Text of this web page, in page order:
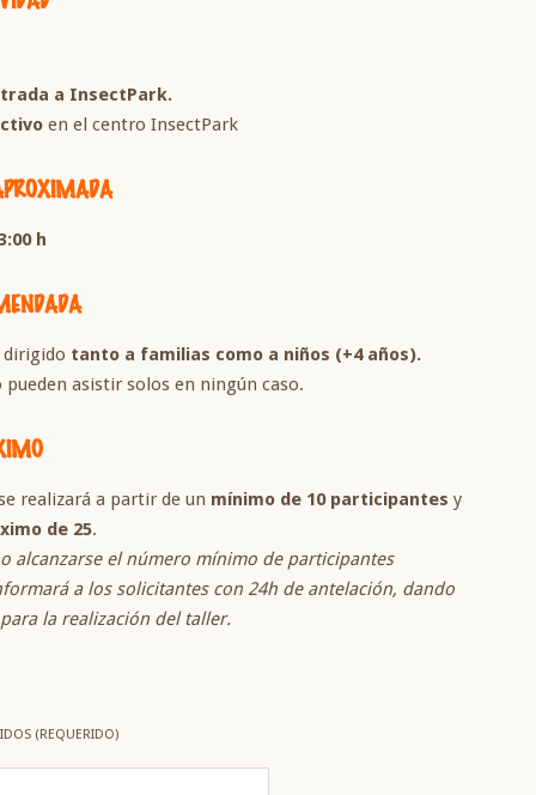
a InsectPark.
en el centro InsectPark
h
dirigido tanto a familias como a niños (+4 años).
pueden asistir solos en ningún caso.
realizará a partir de un mínimo de 10 participantes y
de 25.
alcanzarse el número mínimo de participantes
a los solicitantes con 24h de antelación, dando
la realización del taller.
(REQUERIDO)